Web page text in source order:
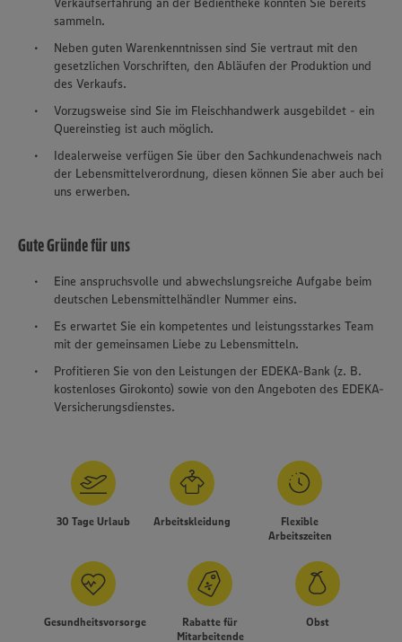
sammeln.
Neben guten Warenkenntnissen sind Sie vertraut mit den
gesetzlichen Vorschriften, den Abläufen der Produktion und
des Verkaufs.
Vorzugsweise sind Sie im Fleischhandwerk ausgebildet - ein
Quereinstieg ist auch möglich.
Idealerweise verfügen Sie über den Sachkundenachweis nach
der Lebensmittelverordnung, diesen können Sie aber auch bei
uns erwerben.
Gute Gründe für uns
Eine anspruchsvolle und abwechslungsreiche Aufgabe beim
deutschen Lebensmittelhändler Nummer eins.
Es erwartet Sie ein kompetentes und leistungsstarkes Team
mit der gemeinsamen Liebe zu Lebensmitteln.
Profitieren Sie von den Leistungen der EDEKA-Bank (z. B.
kostenloses Girokonto) sowie von den Angeboten des EDEKA-
Versicherungsdienstes.
30 Tage Urlaub Arbeitskleidung
Flexible
Arbeitszeiten
Gesundheitsvorsorge
Rabatte für
Mitarbeitende
Obst